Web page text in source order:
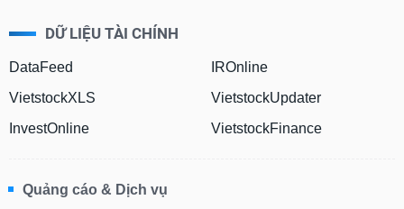
DỮ LIỆU TÀI CHÍNH
DataFeed
VietstockXLS
InvestOnline
IROnline
VietstockUpdater
VietstockFinance
Quảng cáo & Dịch vụ